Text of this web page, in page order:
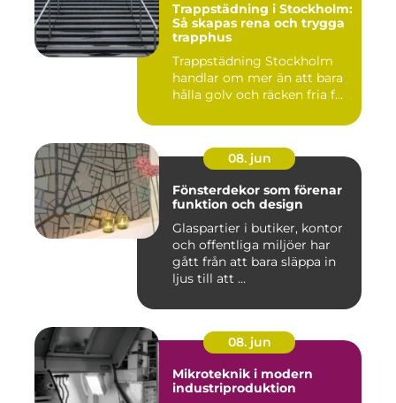
Trappstädning i Stockholm:
Så skapas rena och trygga
trapphus
Trappstädning Stockholm
handlar om mer än att bara
hålla golv och räcken fria f...
08. jun
Fönsterdekor som förenar
funktion och design
Glaspartier i butiker, kontor
och offentliga miljöer har
gått från att bara släppa in
ljus till att ...
08. jun
Mikroteknik i modern
industriproduktion